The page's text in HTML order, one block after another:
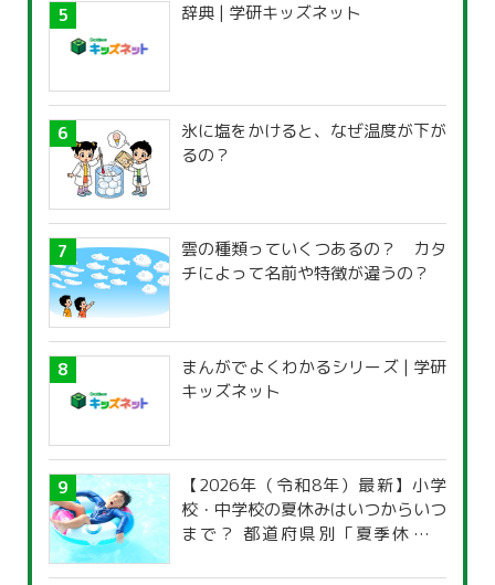
辞典 | 学研キッズネット
氷に塩をかけると、なぜ温度が下が
るの？
雲の種類っていくつあるの？ カタ
チによって名前や特徴が違うの？
まんがでよくわかるシリーズ | 学研
キッズネット
【2026年（令和8年）最新】小学
校・中学校の夏休みはいつからいつ
まで？ 都道府県別「夏季休暇一